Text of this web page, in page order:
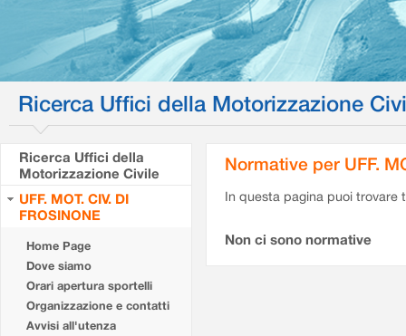
Ricerca Uffici della Motorizzazione
Ricerca Uffici della
Motorizzazione Civile
UFF. MOT. CIV. DI
FROSINONE
Home Page
Dove siamo
Orari apertura sportelli
Organizzazione e contatti
Avvisi all'utenza
Normative per UFF.
In questa pagina puoi
Non ci sono normative